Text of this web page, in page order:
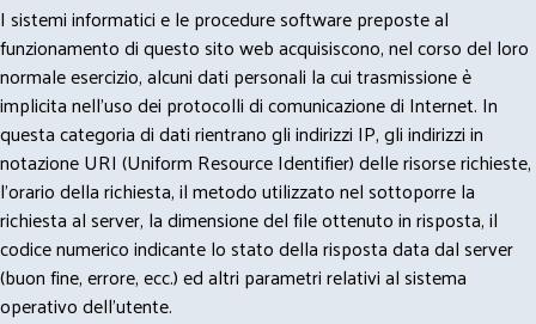
I sistemi informatici e le procedure software preposte al
funzionamento di questo sito web acquisiscono, nel corso del loro
normale esercizio, alcuni dati personali la cui trasmissione è
implicita nell'uso dei protocolli di comunicazione di Internet. In
questa categoria di dati rientrano gli indirizzi IP, gli indirizzi in
notazione URI (Uniform Resource Identifier) delle risorse richieste,
l'orario della richiesta, il metodo utilizzato nel sottoporre la
richiesta al server, la dimensione del file ottenuto in risposta, il
codice numerico indicante lo stato della risposta data dal server
(buon fine, errore, ecc.) ed altri parametri relativi al sistema
operativo dell'utente.